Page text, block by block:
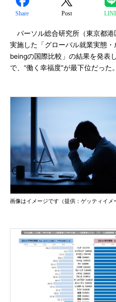
Share Post
パーソル総合研究所（東京都港
実施した「グローバル就業実態
beingの国際比較」の結果を発表
で、“働く幸福度”が最下位だった。
画像はイメージです（提供：ゲッティイメ